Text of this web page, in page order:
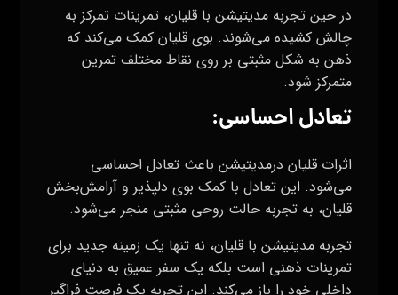
در حین تجربه مدیتیشن با قلیان، تمرینات تمرکز به
چالش کشیده می‌شوند. بوی قلیان کمک می‌کند که
ذهن به شکل مثبتی بر روی نقاط مختلف تمرین
متمرکز شود.
تعادل احساسی:
اثرات قلیان درمدیتیشن باعث تعادل احساسی
می‌شود. این تعادل با کمک بوی دلپذیر و آرامش‌بخش
قلیان، به تجربه حالت روحی مثبتی منجر می‌شود.
تجربه مدیتیشن با قلیان، نه تنها یک زمینه جدید برای
تمرینات ذهنی است بلکه یک سفر عمیق به دنیای
داخلی خود را باز می‌کند. این تجربه یک فرصت فراگیر